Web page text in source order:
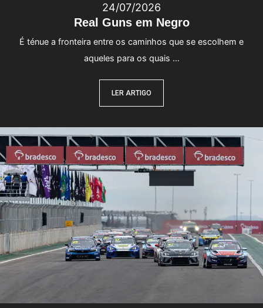
Real Guns em Negro
24/07/2026
É ténue a fronteira entre os caminhos que se escolhem e
aqueles para os quais …
LER ARTIGO